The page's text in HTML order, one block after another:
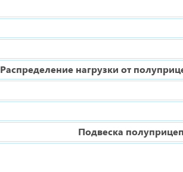
Распределение нагрузки от
Подвеска